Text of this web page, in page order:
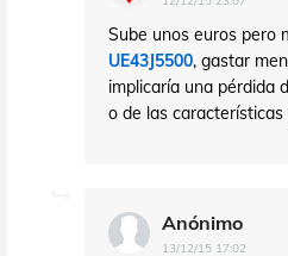
Sube unos euros pero
UE43J5500, gastar
implicaría una pérdida
o de las
Anónimo
13/12/15 17:02